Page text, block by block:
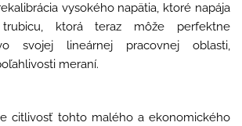
vysokého napätia, ktoré napája
trubicu, ktorá teraz môže perfektne
svojej lineárnej pracovnej oblasti,
meraní.
citlivosť tohto malého a ekonomického